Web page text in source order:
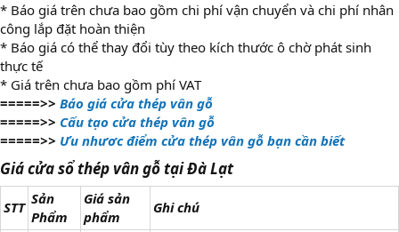
* Báo giá trên chưa bao gồm chi phí vận chuyển và chi phí nhân
công lắp đặt hoàn thiện
* Báo giá có thể thay đổi tùy theo kích thước ô chờ phát sinh
thực tế
* Giá trên chưa bao gồm phí VAT
=====>> Báo giá cửa thép vân gỗ
=====>> Cấu tạo cửa thép vân gỗ
=====>> Ưu nhươc điểm cửa thép vân gỗ bạn cần biết
Giá cửa sổ thép vân gỗ tại Đà Lạt
STT Sản
Phẩm
Giá sản
phẩm
Ghi chú